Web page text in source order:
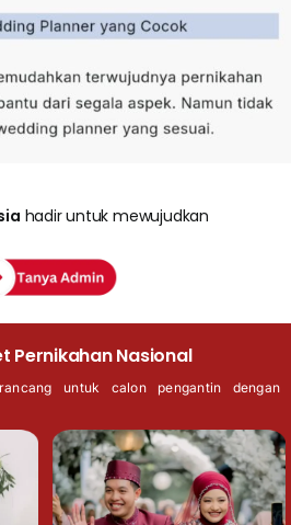
hadir untuk mewujudkan
Pernikahan Nasional
untuk calon pengantin dengan